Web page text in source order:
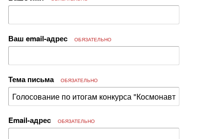
Ваш email-адрес ОБЯЗАТЕЛЬНО
Тема письма ОБЯЗАТЕЛЬНО
Email-адрес ОБЯЗАТЕЛЬНО